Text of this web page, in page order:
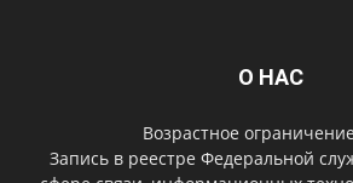
О НАС
Возрастное
Запись в реестре Федеральной